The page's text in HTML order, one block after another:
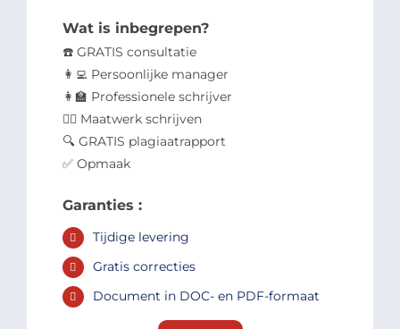
Wat is inbegrepen?
☎️ GRATIS consultatie
👩‍💻 Persoonlijke manager
👩‍🏫 Professionele schrijver
✍🏻 Maatwerk schrijven
🔍 GRATIS plagiaatrapport
✅ Opmaak
Garanties :
Tijdige levering
Gratis correcties
Document in DOC- en PDF-formaat